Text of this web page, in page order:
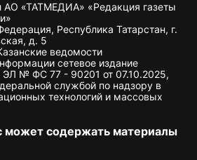
АО «ТАТМЕДИА» «Редакция газеты
Республика Татарстан, г.
д. 5
ведомости
сетевое издание
ЭЛ № ФС 77 - 90201 от 07.10.2025,
службой по надзору в
технологий и массовых
может содержать материалы